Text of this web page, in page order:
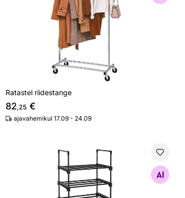
Ratastel riidestange
82,25 €
ajavahemikul 17.09 - 24.09
Jalanõuderiiul, must